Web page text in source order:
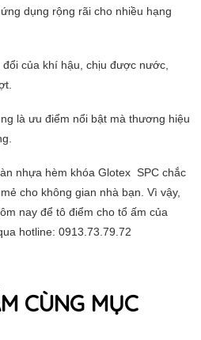
dụng rộng rãi cho nhiều hạng
của khí hậu, chịu được nước,
là ưu điểm nổi bật mà thương hiệu
nhựa hèm khóa Glotex SPC chắc
cho không gian nhà bạn. Vì vậy,
nay để tô điểm cho tổ ấm của
hotline: 0913.73.79.72
CÙNG MỤC